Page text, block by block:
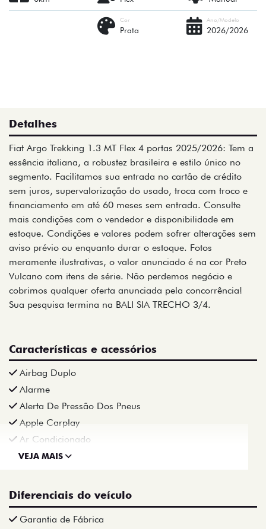
Ano/Modelo
2026/2026
Cor
Prata
Detalhes
Fiat Argo Trekking 1.3 MT Flex 4 portas 2025/2026: Tem a
essência italiana, a robustez brasileira e estilo único no
segmento. Facilitamos sua entrada no cartão de crédito
sem juros, supervalorização do usado, troca com troco e
financiamento em até 60 meses sem entrada. Consulte
mais condições com o vendedor e disponibilidade em
estoque. Condições e valores podem sofrer alterações sem
aviso prévio ou enquanto durar o estoque. Fotos
meramente ilustrativas, o valor anunciado é na cor Preto
Vulcano com itens de série. Não perdemos negócio e
cobrimos qualquer oferta anunciada pela concorrência!
Sua pesquisa termina na BALI SIA TRECHO 3/4.
Características e acessórios
Airbag Duplo
Alarme
Alerta De Pressão Dos Pneus
Apple Carplay
Ar Condicionado
VEJA MAIS
Diferenciais do veículo
Garantia de Fábrica